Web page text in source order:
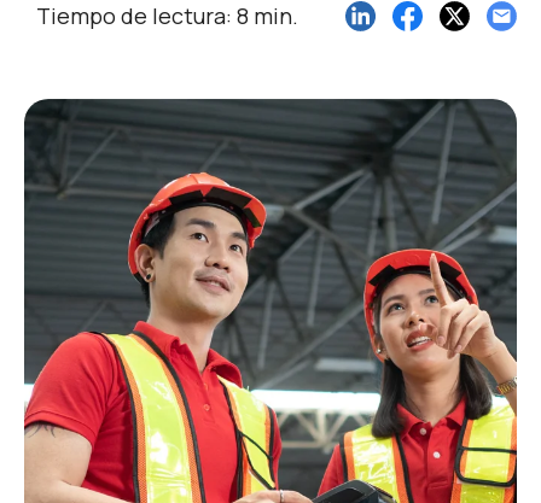
Tiempo de lectura: 8 min.